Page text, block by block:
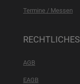
Termine / Messen
RECHTLICHES
AGB
EAGB